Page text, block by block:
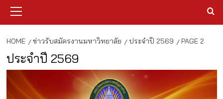
Menu
HOME ข่าวรับสมัครงานมหาวิทยาลัย ประจำปี 2569 PAGE 2
ประจำปี 2569